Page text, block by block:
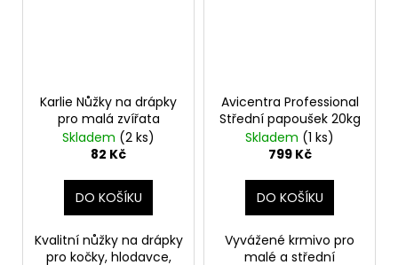
Karlie Nůžky na drápky
pro malá zvířata
Skladem (2 ks)
82 Kč
DO KOŠÍKU
Kvalitní nůžky na drápky
pro kočky, hlodavce,
Avicentra Professional
Střední papoušek 20kg
Skladem (1 ks)
799 Kč
DO KOŠÍKU
Vyvážené krmivo pro
malé a střední